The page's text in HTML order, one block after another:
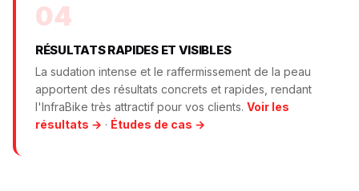
04
RÉSULTATS RAPIDES ET VISIBLES
La sudation intense et le raffermissement de la peau
apportent des résultats concrets et rapides, rendant
l'InfraBike très attractif pour vos clients. Voir les
résultats → · Études de cas →